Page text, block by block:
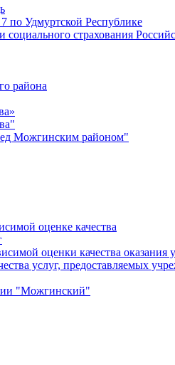
Удмуртской Республике
страхования
района
Можгинским районом"
оценке качества
оценки качества оказания
услуг, предоставляемых
"Можгинский"